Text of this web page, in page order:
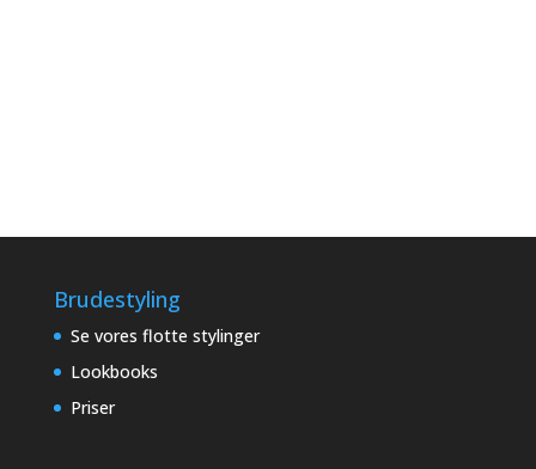
Brudestyling
Se vores flotte stylinger
Lookbooks
Priser